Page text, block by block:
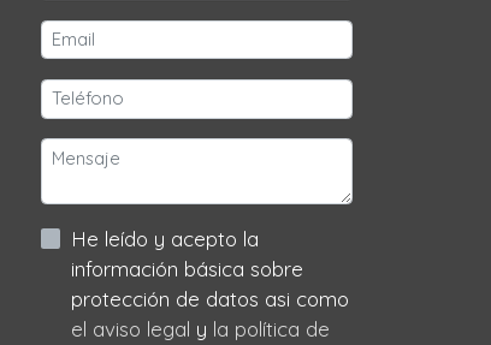
He leído y acepto la
información básica sobre
protección de datos asi como
el aviso legal y la política de